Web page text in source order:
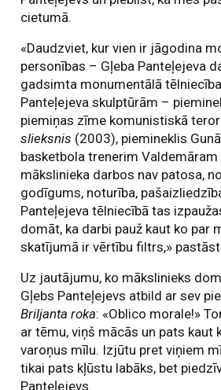
cietumā.
«Daudzviet, kur vien ir jāgodina
personības – Gļeba Panteļejeva
gadsimta monumentālā
Panteļejeva skulptūrām –
piemiņas zīme komunistiskā
slieksnis (2003), piemineklis
basketbola trenerim
mākslinieka darbos nav patosa,
godīgums, noturība,
Panteļejeva tēlniecībā tas
domāt, ka darbi pauž kaut ko par
skatījumā ir vērtību filtrs,»
Uz jautājumu, ko mākslinieks
Gļebs Panteļejevs atbild ar sev
Briljanta roka: «Oblico morale!»
ar tēmu, viņš mācās un pats kaut
varoņus mīlu. Izjūtu pret viņiem
tikai pats kļūstu labāks, bet
Panteļejevs.